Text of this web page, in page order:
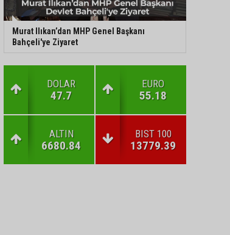
Murat Ilıkan’dan MHP Genel Başkanı
Bahçeli'ye Ziyaret
DOLAR
47.7
EURO
55.18
ALTIN
6680.84
BIST 100
13779.39